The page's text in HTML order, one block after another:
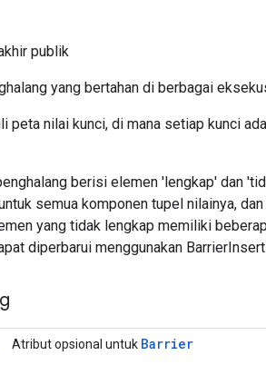
publik
yang bertahan di berbagai
peta nilai kunci, di mana setiap kunci
berisi elemen 'lengkap' dan
semua komponen tupel nilainya,
yang tidak lengkap memiliki
diperbarui menggunakan
Atribut opsional untuk Barrier